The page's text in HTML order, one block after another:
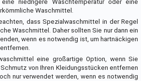
niedrigere Waschtemperatur oder eine
Waschmittel.
dass Spezialwaschmittel in der Regel
Waschmittel. Daher sollten Sie nur dann ein
wenn es notwendig ist, um hartnäckigen
eine großartige Option, wenn Sie
von Ihren Kleidungsstücken entfernen
nur verwendet werden, wenn es notwendig